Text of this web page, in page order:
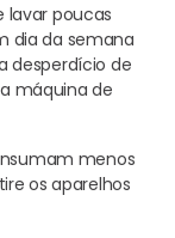
lavar poucas
dia da semana
desperdício de
a máquina de
menos
os aparelhos